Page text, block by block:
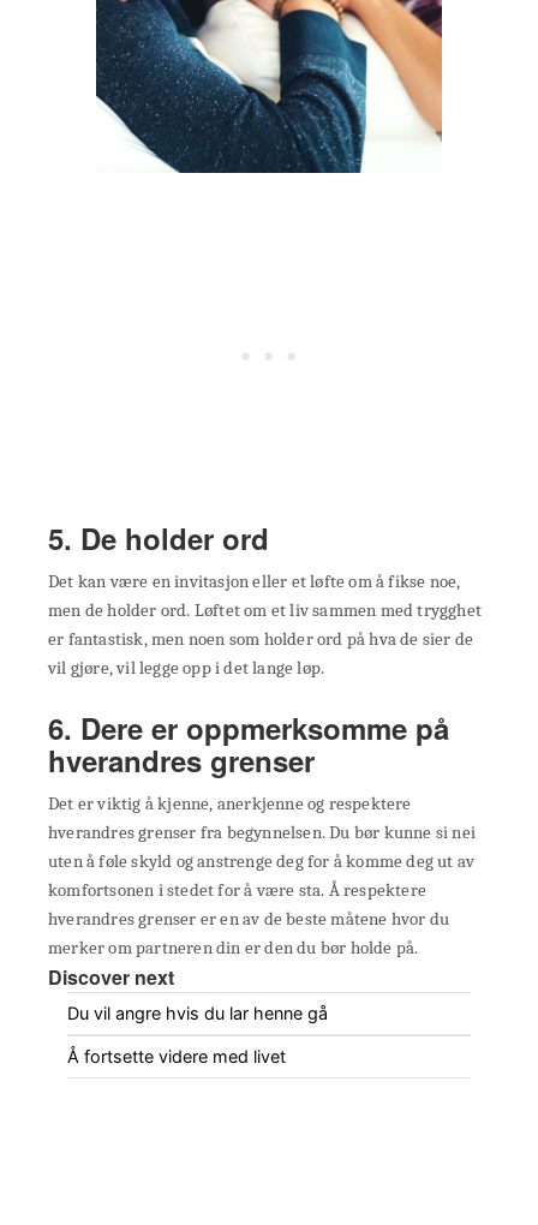
5. De holder ord
Det kan være en invitasjon eller et løfte om å fikse noe,
men de holder ord. Løftet om et liv sammen med trygghet
er fantastisk, men noen som holder ord på hva de sier de
vil gjøre, vil legge opp i det lange løp.
6. Dere er oppmerksomme på
hverandres grenser
Det er viktig å kjenne, anerkjenne og respektere
hverandres grenser fra begynnelsen. Du bør kunne si nei
uten å føle skyld og anstrenge deg for å komme deg ut av
komfortsonen i stedet for å være sta. Å respektere
hverandres grenser er en av de beste måtene hvor du
merker om partneren din er den du bør holde på.
Discover next
Du vil angre hvis du lar henne gå
Å fortsette videre med livet